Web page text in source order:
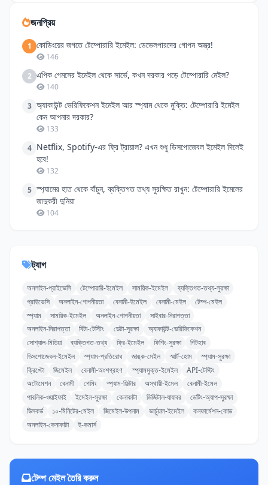
জনপ্রিয়
1 কোডিংয়ের জগতে টেম্পোরারি ইমেইল: ডেভেলপারদের গোপন অস্ত্র!
146
2 এপিক গেমসের ইমেইল থেকে সার্ভে, কখন দরকার পড়ে টেম্পোরারি মেইল?
140
3 অ্যাকাউন্ট ভেরিফিকেশন ইমেইল আর স্প্যাম থেকে মুক্তি: টেম্পোরারি ইমেইল
কেন আপনার দরকার?
133
4 Netflix, Spotify-এর ফ্রি ট্রায়াল? এখন শুধু ডিসপোজেবল ইমেইল দিলেই
হবে!
132
5 স্প্যামের হাত থেকে বাঁচুন, ব্যক্তিগত তথ্য সুরক্ষিত রাখুন: টেম্পোরারি ইমেলের
জাদুকরী দুনিয়া
104
ট্যাগ
অনলাইন-প্রাইভেসি টেম্পোরারি-ইমেইল সাময়িক-ইমেইল
ব্যক্তিগত-তথ্য-সুরক্ষা
প্রাইভেসি
অনলাইন-গোপনীয়তা বেনামী-ইমেইল বেনামী-মেইল
টেম্প-মেইল
স্প্যাম
সাময়িক-ইমেইল অনলাইন-গোপনীয়তা
সাইবার-নিরাপত্তা
অনলাইন-নিরাপত্তা
বিটা-টেস্টিং ডেটা-সুরক্ষা
অ্যাকাউন্ট-ভেরিফিকেশন
সোশ্যাল-মিডিয়া
ব্যক্তিগত-তথ্য ফ্রি-ইমেইল ফিশিং-সুরক্ষা
গিটহাব
ডিসপোজেবল-ইমেইল
স্প্যাম-প্রতিরোধ জাঙ্ক-মেইল স্মার্ট-হোম
স্প্যাম-সুরক্ষা
ক্রিপ্টো
জিমেইল বেনামী-অংশগ্রহণ স্প্যামমুক্ত-ইমেইল
API-টেস্টিং
অটোমেশন
বেনামী গেমিং স্প্যাম-ফিল্টার অস্থায়ী-ইমেল
বেনামী-ইমেল
পাবলিক-ওয়াইফাই
ইমেইল-সুরক্ষা কেনাকাটা ডিজিটাল-যাযাবর
ডেটিং-অ্যাপ-সুরক্ষা
ডিসকর্ড
১০-মিনিটের-মেইল জিমেইল-উপনাম ভার্চুয়াল-ইমেইল
কনফার্মেশন-কোড
অনলাইন-কেনাকাটা
ই-কমার্স
টেম্প মেইল তৈরি করুন